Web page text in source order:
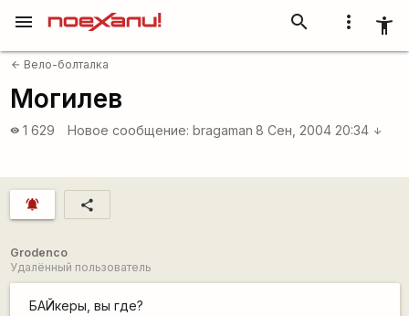
more_vert accessibility_new
search
menu
arrow_back Вело-болталка
Могилев
visibility 1 629 Новое сообщение: bragaman 8 Сен, 2004 20:34 arrow_downward
notifications_active share
Grodenco
Удалённый пользователь
БАЙкеры, вы где?